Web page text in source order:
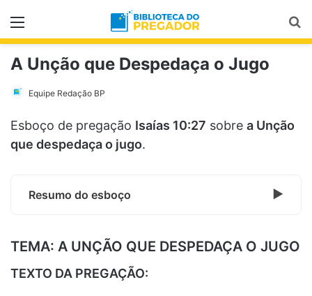
Menu
A Unção que Despedaça o Jugo
Equipe Redação BP
Esboço de pregação Isaías 10:27 sobre a Unção
que despedaça o jugo.
Resumo do esboço
TEMA: A UNÇÃO QUE DESPEDAÇA O JUGO
TEXTO DA PREGAÇÃO: